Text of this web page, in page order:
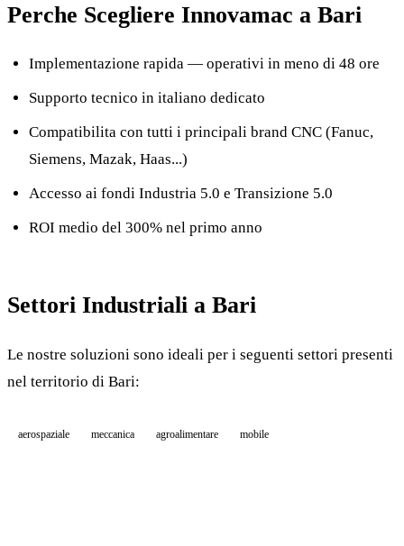
Perche Scegliere Innovamac a Bari
Implementazione rapida — operativi in meno di 48 ore
Supporto tecnico in italiano dedicato
Compatibilita con tutti i principali brand CNC (Fanuc,
Siemens, Mazak, Haas...)
Accesso ai fondi Industria 5.0 e Transizione 5.0
ROI medio del 300% nel primo anno
Settori Industriali a Bari
Le nostre soluzioni sono ideali per i seguenti settori presenti
nel territorio di Bari:
aerospaziale meccanica agroalimentare mobile